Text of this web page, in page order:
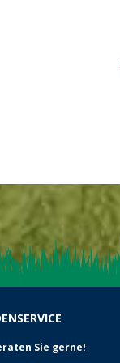
Sie gerne!